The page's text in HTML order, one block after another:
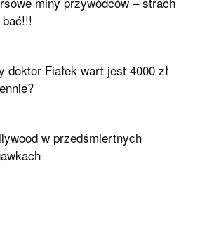
doktor Fiałek wart jest 4000 zł
w przedśmiertnych